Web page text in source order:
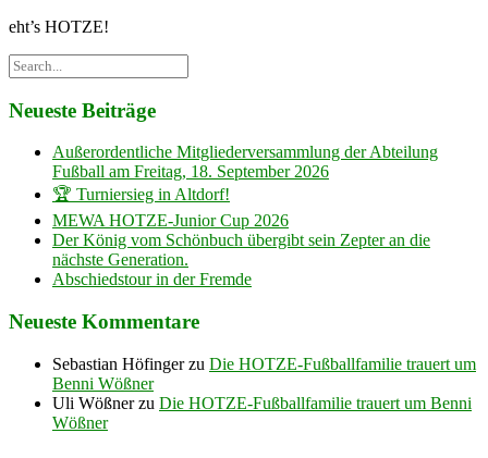
eht’s HOTZE!
Neueste Beiträge
Außerordentliche Mitgliederversammlung der Abteilung
Fußball am Freitag, 18. September 2026
🏆 Turniersieg in Altdorf!
MEWA HOTZE-Junior Cup 2026
Der König vom Schönbuch übergibt sein Zepter an die
nächste Generation.
Abschiedstour in der Fremde
Neueste Kommentare
Sebastian Höfingerzu Die HOTZE-Fußballfamilie trauert um
Benni Wößner
Uli Wößnerzu Die HOTZE-Fußballfamilie trauert um Benni
Wößner